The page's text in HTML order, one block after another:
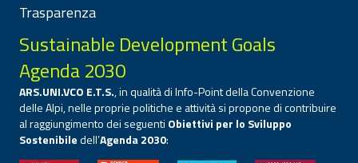
Trasparenza
Sustainable Development Goals
Agenda 2030
ARS.UNI.VCO E.T.S., in qualità di Info-Point della Convenzione
delle Alpi, nelle proprie politiche e attività si propone di contribuire
al raggiungimento dei seguenti Obiettivi per lo Sviluppo
Sostenibiledell’Agenda 2030: